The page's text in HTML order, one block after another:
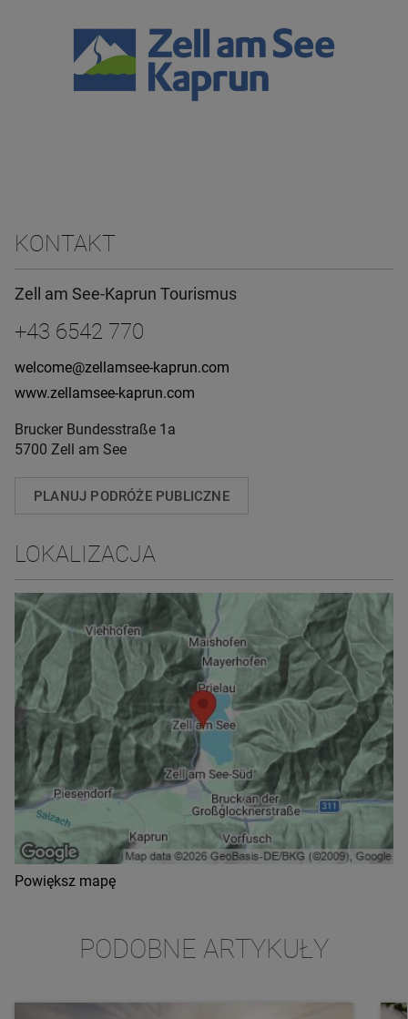
KONTAKT
Zell am See-Kaprun Tourismus
+43 6542 770
welcome@zellamsee-kaprun.com
www.zellamsee-kaprun.com
Brucker Bundesstraße 1a
5700 Zell am See
PLANUJ PODRÓŻE PUBLICZNE
LOKALIZACJA
Powiększ mapę
PODOBNE ARTYKUŁY